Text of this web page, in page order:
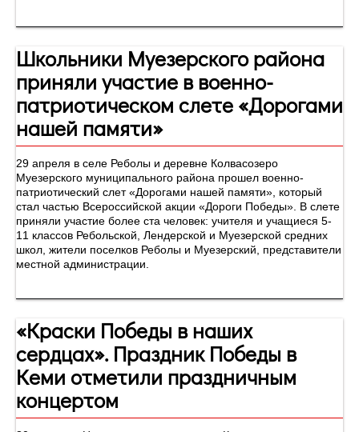
Школьники Муезерского района
приняли участие в военно-
патриотическом слете «Дорогами
нашей памяти»
29 апреля в селе Реболы и деревне Колвасозеро
Муезерского муниципального района прошел военно-
патриотический слет «Дорогами нашей памяти», который
стал частью Всероссийской акции «Дороги Победы». В слете
приняли участие более ста человек: учителя и учащиеся 5-
11 классов Ребольской, Лендерской и Муезерской средних
школ, жители поселков Реболы и Муезерский, представители
местной администрации.
«Краски Победы в наших
сердцах». Праздник Победы в
Кеми отметили праздничным
концертом